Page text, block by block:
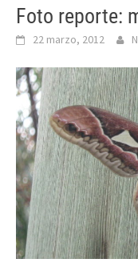
Foto reporte:
22 marzo, 2012